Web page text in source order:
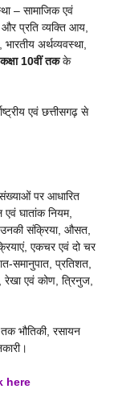
– सामाजिक एवं
और प्रति व्यक्ति आय,
अर्थव्यवस्था,
10वीं तकके
एवं छत्तीसगढ़ से
पर आधारित
घातांक नियम,
उनकी संक्रिया, औसत,
एकचर एवं दो चर
समानुपात, प्रतिशत,
रेखा एवं कोण, त्रिनुज,
भौतिकी, रसायन
here